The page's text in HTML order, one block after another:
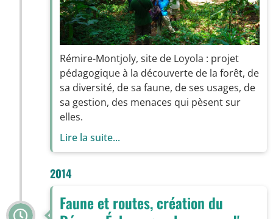
Rémire-Montjoly, site de Loyola : projet
pédagogique à la découverte de la forêt, de
sa diversité, de sa faune, de ses usages, de
sa gestion, des menaces qui pèsent sur
elles.
Lire la suite...
2014
Faune et routes, création du